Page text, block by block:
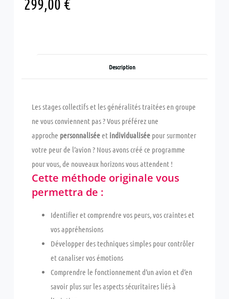
Description
Les stages collectifs et les généralités traitées en groupe
ne vous conviennent pas ? Vous préférez une
approche personnaliséeet individualisée pour surmonter
votre peur de l’avion ? Nous avons créé ce programme
pour vous, de nouveaux horizons vous attendent !
Cette méthode originale vous
permettra de :
Identifier et comprendre vos peurs, vos craintes et
vos appréhensions
Développer des techniques simples pour contrôler
et canaliser vos émotions
Comprendre le fonctionnement d’un avion et d’en
savoir plus sur les aspects sécuritaires liés à